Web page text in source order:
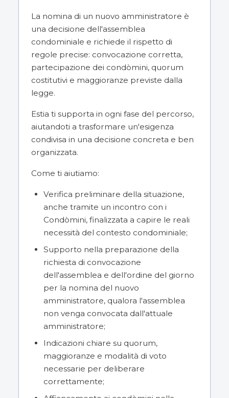
La nomina di un nuovo amministratore è
una decisione dell'assemblea
condominiale e richiede il rispetto di
regole precise: convocazione corretta,
partecipazione dei condòmini, quorum
costitutivi e maggioranze previste dalla
legge.
Estia ti supporta in ogni fase del percorso,
aiutandoti a trasformare un'esigenza
condivisa in una decisione concreta e ben
organizzata.
Come ti aiutiamo:
Verifica preliminare della situazione,
anche tramite un incontro con i
Condòmini, finalizzata a capire le reali
necessità del contesto condominiale;
Supporto nella preparazione della
richiesta di convocazione
dell'assemblea e dell'ordine del giorno
per la nomina del nuovo
amministratore, qualora l'assemblea
non venga convocata dall'attuale
amministratore;
Indicazioni chiare su quorum,
maggioranze e modalità di voto
necessarie per deliberare
correttamente;